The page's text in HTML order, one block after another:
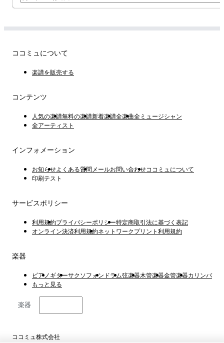
ココミュについて
楽譜を販売する
コンテンツ
人気の楽譜無料の楽譜新着楽譜全楽曲全ミュージシャン
全アーティスト
インフォメーション
お知らせよくある質問 メールお問い合わせココミュについて
印刷テスト
サービスポリシー
利用規約プライバシーポリシー特定商取引法に基づく表記
オンライン決済利用規約ネットワークプリント利用規約
楽器
ピアノ ギターサクソフォン ドラム弦楽器木管楽器金管楽器カリンバ
もっと見る
楽器
ココミュ株式会社